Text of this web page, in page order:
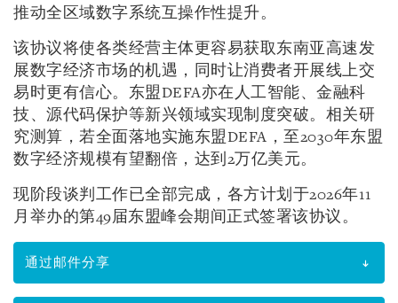
推动全区域数字系统互操作性提升。
该协议将使各类经营主体更容易获取东南亚高速发
展数字经济市场的机遇，同时让消费者开展线上交
易时更有信心。东盟DEFA亦在人工智能、金融科
技、源代码保护等新兴领域实现制度突破。相关研
究测算，若全面落地实施东盟DEFA，至2030年东盟
数字经济规模有望翻倍，达到2万亿美元。
现阶段谈判工作已全部完成，各方计划于2026年11
月举办的第49届东盟峰会期间正式签署该协议。
通过邮件分享